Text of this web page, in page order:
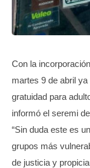
Con la
martes 9 de abril
gratuidad para
informó el seremi
“Sin duda este es
grupos más
de justicia y